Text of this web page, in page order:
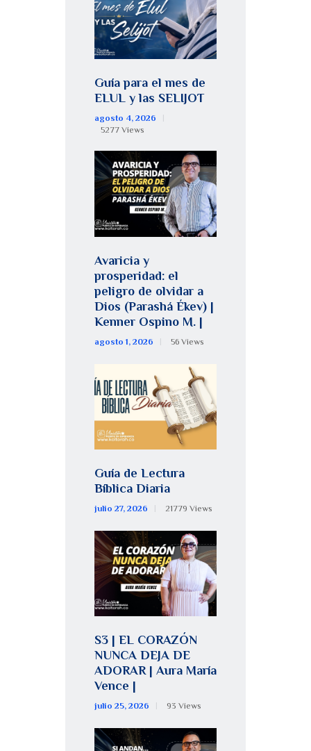
Guía para el mes de
ELUL y las SELIJOT
agosto 4, 2026
5277 Views
Avaricia y
prosperidad: el
peligro de olvidar a
Dios (Parashá Ékev) |
Kenner Ospino M. |
agosto 1, 2026 56 Views
Guía de Lectura
Bíblica Diaria
julio 27, 2026 21779 Views
S3 | EL CORAZÓN
NUNCA DEJA DE
ADORAR | Aura María
Vence |
julio 25, 2026 93 Views